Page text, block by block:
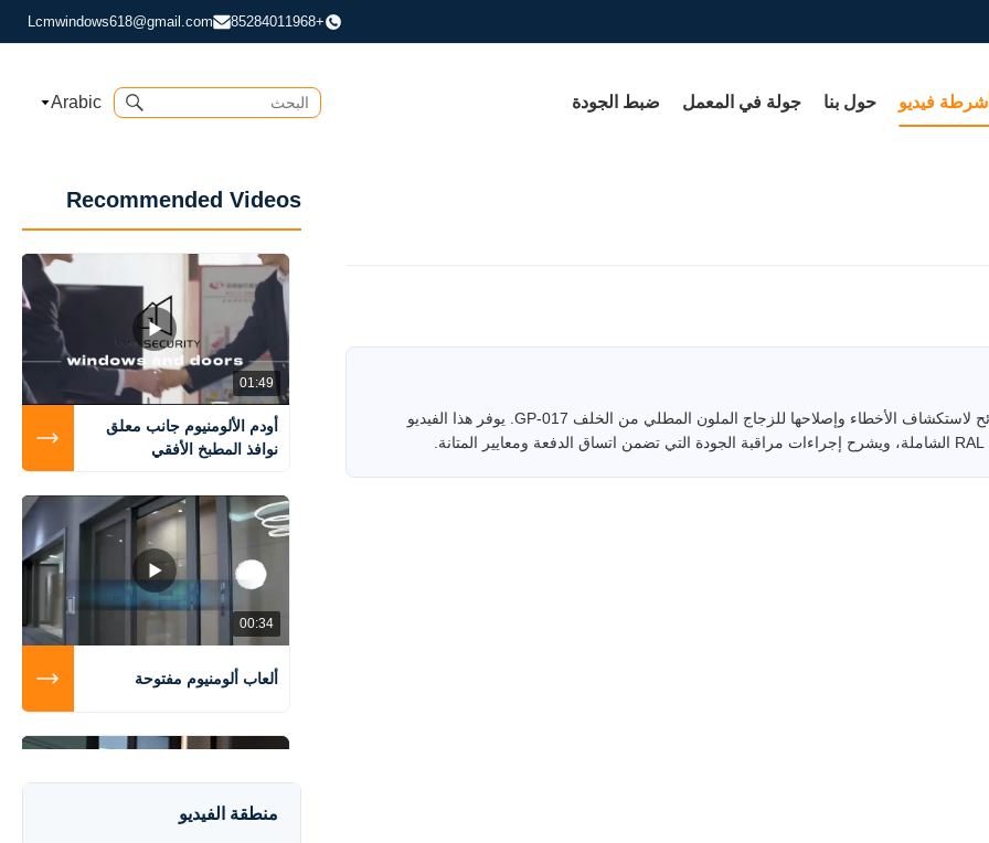
+85284011968
Lcmwindows618@gmail.com
أشرطة فيديو حول بنا جولة في المعمل ضبط الجودة Arabic
احصل على عرض توضيحي إرشادي يوضح مسارات العمل الشائعة ونصائح لاستكشاف الأخطاء وإصلاحها للزجاج الملون المطلي من الخلف GP-017. يوفر هذا الفيديو
Recommended Videos
01:49
أودم الألومنيوم جانب معلق
نوافذ المطبخ الأفقي
00:34
ألعاب ألومنيوم مفتوحة
منطقة الفيديو